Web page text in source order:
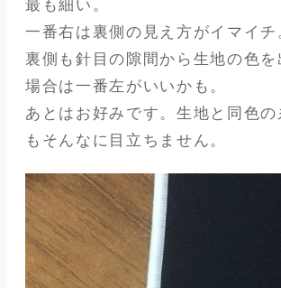
最も細い。
一番右は裏側の見え方がイマイチ
裏側も針目の隙間から生地の色を
場合は一番左がいいかも。
あとはお好みです。生地と同色の
もそんなに目立ちません。